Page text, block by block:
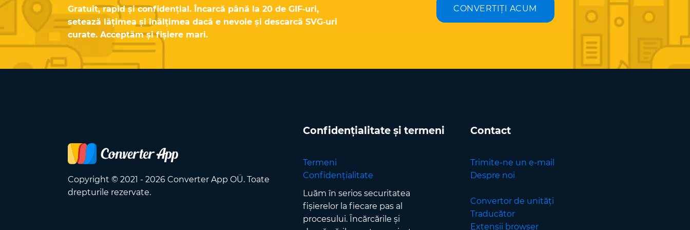
Gratuit, rapid și confidențial. Încarcă până la 20 de GIF‑uri,
setează lățimea și înălțimea dacă e nevoie și descarcă SVG‑uri
curate. Acceptăm și fișiere mari.
CONVERTIȚI ACUM
Copyright © 2021 - 2026 Converter App OÜ. Toate
drepturile rezervate.
Confidențialitate și termeni
Termeni
Confidențialitate
Luăm în serios securitatea
fișierelor la fiecare pas al
procesului. Încărcările și
Contact
Trimite-ne un e-mail
Despre noi
Convertor de unități
Traducător
Extensii browser